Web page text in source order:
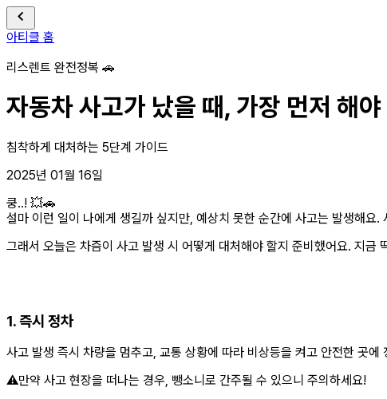
아티클 홈
리스렌트 완전정복 🚗
자동차 사고가 났을 때, 가장 먼저 해
침착하게 대처하는 5단계 가이드
2025년 01월 16일
쿵..! 💥🚗
설마 이런 일이 나에게 생길까 싶지만, 예상치 못한 순간에 사고는 발생해요
그래서 오늘은 차즘이 사고 발생 시 어떻게 대처해야 할지 준비했어요. 지금
1. 즉시 정차
사고 발생 즉시 차량을 멈추고, 교통 상황에 따라 비상등을 켜고 안전한 곳에
⚠️만약 사고 현장을 떠나는 경우, 뺑소니로 간주될 수 있으니 주의하세요!